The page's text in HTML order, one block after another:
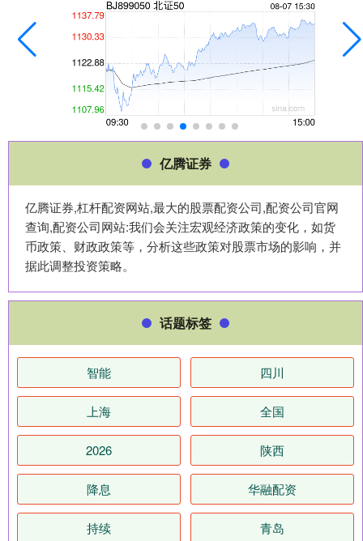
亿腾证券
亿腾证券,杠杆配资网站,最大的股票配资公司,配资公司官网
查询,配资公司网站:我们会关注宏观经济政策的变化，如货
币政策、财政政策等，分析这些政策对股票市场的影响，并
据此调整投资策略。
话题标签
智能 四川
上海 全国
2026 陕西
降息 华融配资
持续 青岛